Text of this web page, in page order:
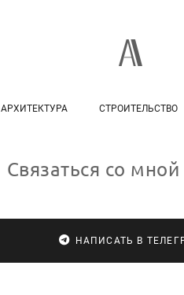
АРХИТЕКТУРА СТРОИТЕЛЬСТВО
Связаться со мной
НАПИСАТЬ В